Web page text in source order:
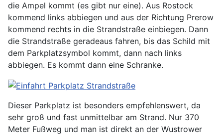
die Ampel kommt (es gibt nur eine). Aus Rostock
kommend links abbiegen und aus der Richtung Prerow
kommend rechts in die Strandstraße einbiegen. Dann
die Strandstraße geradeaus fahren, bis das Schild mit
dem Parkplatzsymbol kommt, dann nach links
abbiegen. Es kommt dann eine Schranke.
Dieser Parkplatz ist besonders empfehlenswert, da
sehr groß und fast unmittelbar am Strand. Nur 370
Meter Fußweg und man ist direkt an der Wustrower